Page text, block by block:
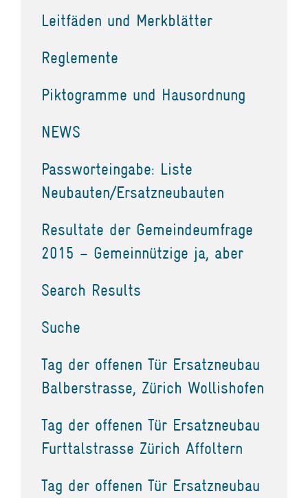
Leitfäden und Merkblätter
Reglemente
Piktogramme und Hausordnung
NEWS
Passworteingabe: Liste
Neubauten/Ersatzneubauten
Resultate der Gemeindeumfrage
2015 – Gemeinnützige ja, aber
Search Results
Suche
Tag der offenen Tür Ersatzneubau
Balberstrasse, Zürich Wollishofen
Tag der offenen Tür Ersatzneubau
Furttalstrasse Zürich Affoltern
Tag der offenen Tür Ersatzneubau